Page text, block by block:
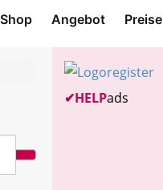
Shop Angebot Preise
✔HELPads